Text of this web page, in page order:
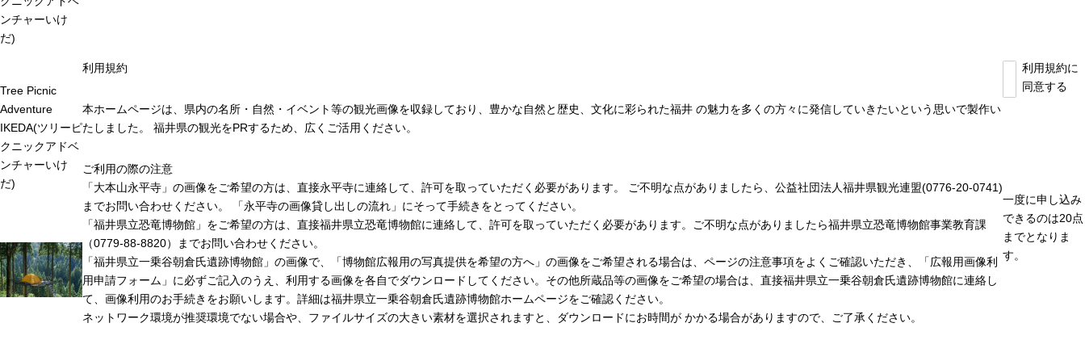
ンチャーいけ
だ)
Tree Picnic
Adventure
IKEDA(ツリーピ
クニックアドベ
ンチャーいけ
だ)
利用規約
本ホームページは、県内の名所・自然・イベント等の観光画像を収録しており、豊かな自然と歴史、文化に彩られた福井 の魅力を多くの方々に発信していきたいという思いで製作い
たしました。 福井県の観光をPRするため、広くご活用ください。
ご利用の際の注意
「大本山永平寺」の画像をご希望の方は、直接永平寺に連絡して、許可を取っていただく必要があります。 ご不明な点がありましたら、公益社団法人福井県観光連盟(0776-20-0741)
までお問い合わせください。 「永平寺の画像貸し出しの流れ」にそって手続きをとってください。
「福井県立恐竜博物館」をご希望の方は、直接福井県立恐竜博物館に連絡して、許可を取っていただく必要があります。ご不明な点がありましたら福井県立恐竜博物館事業教育課
（0779-88-8820）までお問い合わせください。
「福井県立一乗谷朝倉氏遺跡博物館」の画像で、「博物館広報用の写真提供を希望の方へ」の画像をご希望される場合は、ページの注意事項をよくご確認いただき、「広報用画像利
用申請フォーム」に必ずご記入のうえ、利用する画像を各自でダウンロードしてください。その他所蔵品等の画像をご希望の場合は、直接福井県立一乗谷朝倉氏遺跡博物館に連絡し
て、画像利用のお手続きをお願いします。詳細は福井県立一乗谷朝倉氏遺跡博物館ホームページをご確認ください。
ネットワーク環境が推奨環境でない場合や、ファイルサイズの大きい素材を選択されますと、ダウンロードにお時間が かかる場合がありますので、ご了承ください。
利用規約に
同意する
一度に申し込み
できるのは20点
までとなりま
す。